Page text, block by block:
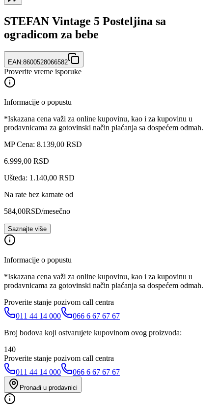
STEFAN Vintage 5 Posteljina sa
ogradicom za bebe
EAN:8600528066582
Proverite vreme isporuke
Informacije o popustu
*Iskazana cena važi za online kupovinu, kao i za kupovinu u
prodavnicama za gotovinski način plaćanja sa dospećem odmah.
MP Cena: 8.139,00 RSD
6.999,00 RSD
Ušteda: 1.140,00 RSD
Na rate bez kamate od
584,00RSD/mesečno
Saznajte više
Informacije o popustu
*Iskazana cena važi za online kupovinu, kao i za kupovinu u
prodavnicama za gotovinski način plaćanja sa dospećem odmah.
Proverite stanje pozivom call centra
011 44 14 000
066 6 67 67 67
Broj bodova koji ostvarujete kupovinom ovog proizvoda:
140
Proverite stanje pozivom call centra
011 44 14 000
066 6 67 67 67
Pronađi u prodavnici